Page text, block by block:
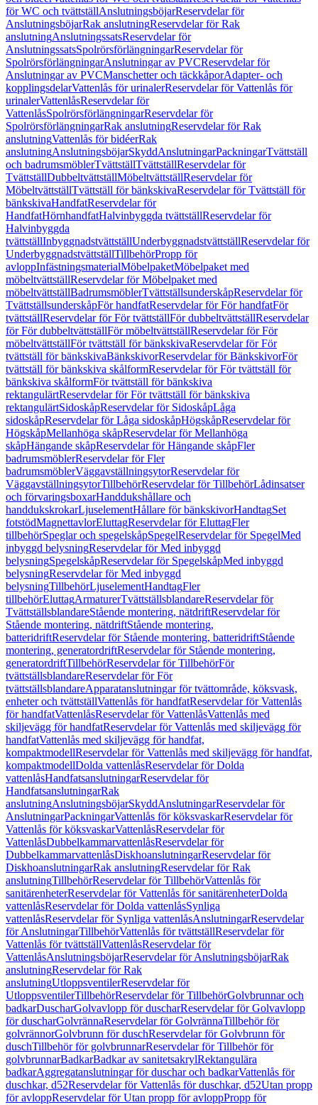
för WC och tvättställAnslutningsböjarReservdelar för
AnslutningsböjarRak anslutningReservdelar för Rak
anslutningAnslutningssatsReservdelar för
AnslutningssatsSpolrörsförlängningarReservdelar för
SpolrörsförlängningarAnslutningar av PVCReservdelar för
Anslutningar av PVCManschetter och täckkåporAdapter- och
kopplingsdelarVattenlås för urinalerReservdelar för Vattenlås för
urinalerVattenlåsReservdelar för
VattenlåsSpolrörsförlängningarReservdelar för
SpolrörsförlängningarRak anslutningReservdelar för Rak
anslutningVattenlås för bidéerRak
anslutningAnslutningsböjarSkyddAnslutningarPackningarTvättställ
och badrumsmöblerTvättställTvättställReservdelar för
TvättställDubbeltvättställMöbeltvättställReservdelar för
MöbeltvättställTvättställ för bänkskivaReservdelar för Tvättställ för
bänkskivaHandfatReservdelar för
HandfatHörnhandfatHalvinbyggda tvättställReservdelar för
Halvinbyggda
tvättställInbyggnadstvättställUnderbyggnadstvättställReservdelar för
UnderbyggnadstvättställTillbehörPropp för
avloppInfästningsmaterialMöbelpaketMöbelpaket med
möbeltvättställReservdelar för Möbelpaket med
möbeltvättställBadrumsmöblerTvättställsunderskåpReservdelar för
TvättställsunderskåpFör handfatReservdelar för För handfatFör
tvättställReservdelar för För tvättställFör dubbeltvättställReservdelar
för För dubbeltvättställFör möbeltvättställReservdelar för För
möbeltvättställFör tvättställ för bänkskivaReservdelar för För
tvättställ för bänkskivaBänkskivorReservdelar för BänkskivorFör
tvättställ för bänkskiva skålformReservdelar för För tvättställ för
bänkskiva skålformFör tvättställ för bänkskiva
rektangulärtReservdelar för För tvättställ för bänkskiva
rektangulärtSidoskåpReservdelar för SidoskåpLåga
sidoskåpReservdelar för Låga sidoskåpHögskåpReservdelar för
HögskåpMellanhöga skåpReservdelar för Mellanhöga
skåpHängande skåpReservdelar för Hängande skåpFler
badrumsmöblerReservdelar för Fler
badrumsmöblerVäggavställningsytorReservdelar för
VäggavställningsytorTillbehörReservdelar för TillbehörLådinsatser
och förvaringsboxarHanddukshållare och
handdukskrokarLjuselementHållare för bänkskivorHandtagSet
fotstödMagnettavlorEluttagReservdelar för EluttagFler
tillbehörSpeglar och spegelskåpSpegelReservdelar för SpegelMed
inbyggd belysningReservdelar för Med inbyggd
belysningSpegelskåpReservdelar för SpegelskåpMed inbyggd
belysningReservdelar för Med inbyggd
belysningTillbehörLjuselementHandtagFler
tillbehörEluttagArmaturerTvättställsblandareReservdelar för
TvättställsblandareStående montering, nätdriftReservdelar för
Stående montering, nätdriftStående montering,
batteridriftReservdelar för Stående montering, batteridriftStående
montering, generatordriftReservdelar för Stående montering,
generatordriftTillbehörReservdelar för TillbehörFör
tvättställsblandareReservdelar för För
tvättställsblandareApparatanslutningar för tvättområde, köksvask,
enheter och tvättställVattenlås för handfatReservdelar för Vattenlås
för handfatVattenlåsReservdelar för VattenlåsVattenlås med
skiljevägg för handfatReservdelar för Vattenlås med skiljevägg för
handfatVattenlås med skiljevägg för handfat,
kompaktmodellReservdelar för Vattenlås med skiljevägg för handfat,
kompaktmodellDolda vattenlåsReservdelar för Dolda
vattenlåsHandfatsanslutningarReservdelar för
HandfatsanslutningarRak
anslutningAnslutningsböjarSkyddAnslutningarReservdelar för
AnslutningarPackningarVattenlås för köksvaskarReservdelar för
Vattenlås för köksvaskarVattenlåsReservdelar för
VattenlåsDubbelkammarvattenlåsReservdelar för
DubbelkammarvattenlåsDiskhoanslutningarReservdelar för
DiskhoanslutningarRak anslutningReservdelar för Rak
anslutningTillbehörReservdelar för TillbehörVattenlås för
sanitärenheterReservdelar för Vattenlås för sanitärenheterDolda
vattenlåsReservdelar för Dolda vattenlåsSynliga
vattenlåsReservdelar för Synliga vattenlåsAnslutningarReservdelar
för AnslutningarTillbehörVattenlås för tvättställReservdelar för
Vattenlås för tvättställVattenlåsReservdelar för
VattenlåsAnslutningsböjarReservdelar för AnslutningsböjarRak
anslutningReservdelar för Rak
anslutningUtloppsventilerReservdelar för
UtloppsventilerTillbehörReservdelar för TillbehörGolvbrunnar och
badkarDuscharGolvavlopp för duscharReservdelar för Golvavlopp
för duscharGolvrännaReservdelar för GolvrännaTillbehör för
golvrännorGolvbrunn för duschReservdelar för Golvbrunn för
duschTillbehör för golvbrunnarReservdelar för Tillbehör för
golvbrunnarBadkarBadkar av sanitetsakrylRektangulära
badkarAggregatanslutningar för duschar och badkarVattenlås för
duschkar, d52Reservdelar för Vattenlås för duschkar, d52Utan propp
för avloppReservdelar för Utan propp för avloppPropp för